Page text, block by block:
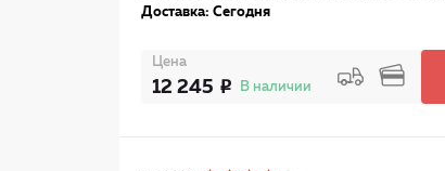
Доставка: Сегодня
Цена
12 245 В наличии